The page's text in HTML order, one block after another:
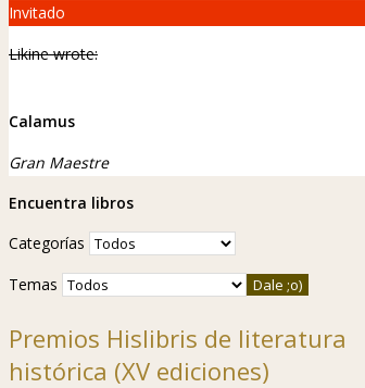
Invitado
Likine wrote:
Calamus
Gran Maestre
Encuentra libros
Categorías
Temas
Premios Hislibris de literatura
histórica (XV ediciones)